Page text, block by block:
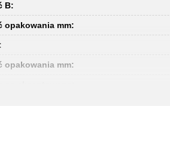
B:
opakowania mm:
opakowania mm:
są akceptowane: